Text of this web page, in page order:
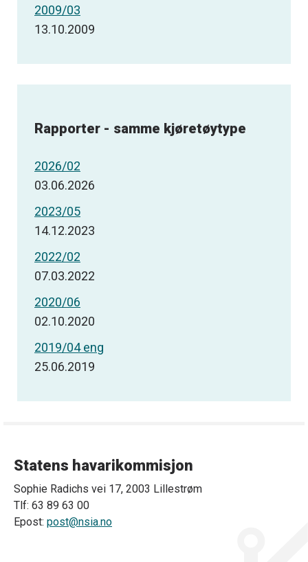
2009/03
13.10.2009
Rapporter - samme kjøretøytype
2026/02
03.06.2026
2023/05
14.12.2023
2022/02
07.03.2022
2020/06
02.10.2020
2019/04 eng
25.06.2019
Statens havarikommisjon
Sophie Radichs vei 17, 2003 Lillestrøm
Tlf: 63 89 63 00
Epost: post@nsia.no